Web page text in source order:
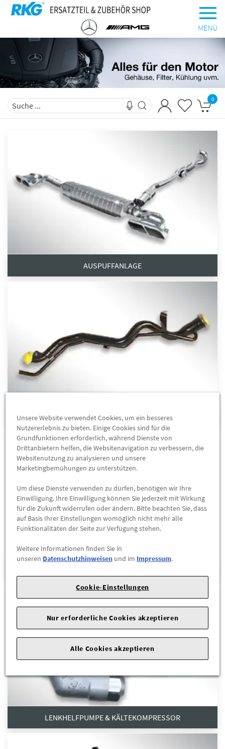
MENÜ
0
AUSPUFFANLAGE
KRAFTSTOFFVERSORGUNG
LENKHELFPUMPE & KÄLTEKOMPRESSOR
Unsere Website verwendet Cookies, um ein besseres
Nutzererlebnis zu bieten. Einige Cookies sind für die
Grundfunktionen erforderlich, während Dienste von
Drittanbietern helfen, die Websitenavigation zu verbessern, die
Websitenutzung zu analysieren und unsere
Marketingbemühungen zu unterstützen.
Um diese Dienste verwenden zu dürfen, benötigen wir Ihre
Einwilligung. Ihre Einwilligung können Sie jederzeit mit Wirkung
für die Zukunft widerrufen oder ändern. Bitte beachten Sie, dass
auf Basis Ihrer Einstellungen womöglich nicht mehr alle
Funktionalitäten der Seite zur Verfügung stehen.
Weitere Informationen finden Sie in
unseren Datenschutzhinweisen und im Impressum.
Cookie-Einstellungen
Nur erforderliche Cookies akzeptieren
Alle Cookies akzeptieren